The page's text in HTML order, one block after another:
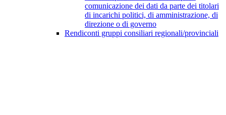
comunicazione dei dati da parte dei titolari
di incarichi politici, di amministrazione, di
direzione o di governo
Rendiconti gruppi consiliari regionali/provinciali